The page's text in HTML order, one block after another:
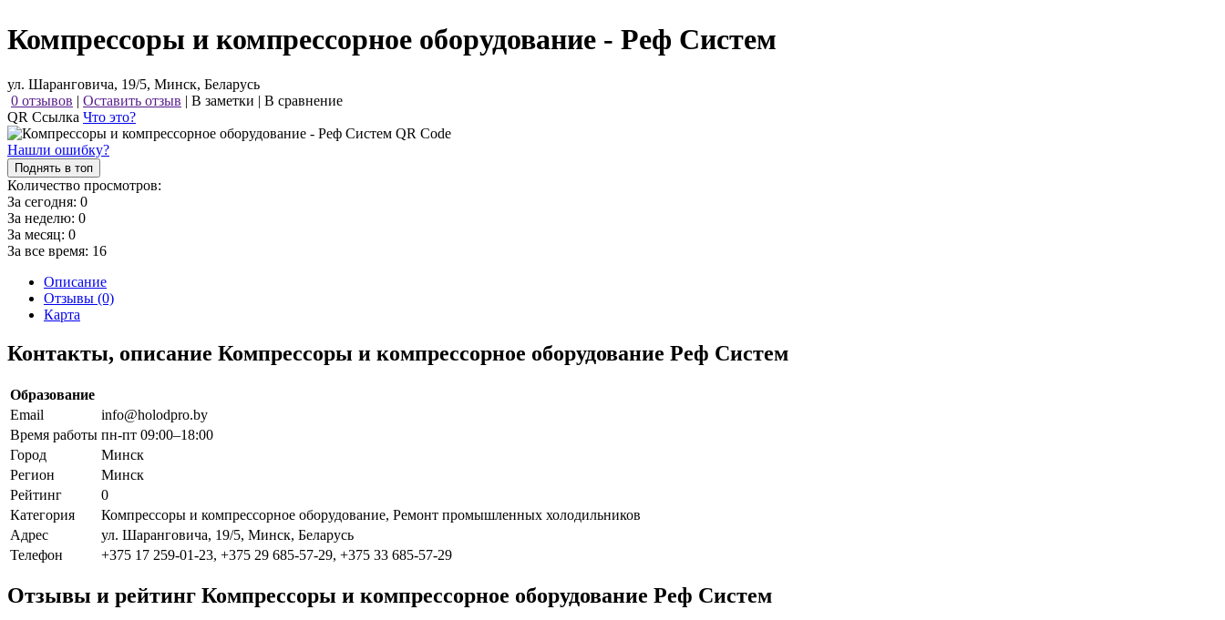
Компрессоры и компрессорное оборудование - Реф Систем
ул. Шаранговича, 19/5, Минск, Беларусь
0 отзывов | Оставить отзыв | В заметки | В сравнение
QR Ссылка Что это?
Нашли ошибку?
Поднять в топ
Количество просмотров:
За сегодня: 0
За неделю: 0
За месяц: 0
За все время: 16
Описание
Отзывы (0)
Карта
Контакты, описание Компрессоры и компрессорное оборудование Реф Систем
Образование
Email
info@holodpro.by
Время работы пн-пт 09:00–18:00
Город
Минск
Регион
Минск
Рейтинг
0
Категория
Компрессоры и компрессорное оборудование, Ремонт промышленных холодильников
Адрес
ул. Шаранговича, 19/5, Минск, Беларусь
Телефон
+375 17 259-01-23, +375 29 685-57-29, +375 33 685-57-29
Отзывы и рейтинг Компрессоры и компрессорное оборудование Реф Систем